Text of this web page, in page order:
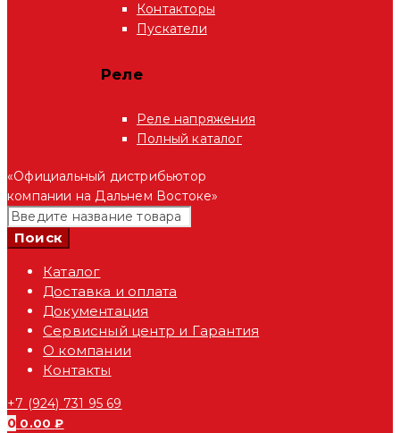
Контакторы
Пускатели
Реле
Реле напряжения
Полный каталог
«Официальный дистрибьютор
компании на Дальнем Востоке»
Каталог
Доставка и оплата
Документация
Сервисный центр и Гарантия
О компании
Контакты
+7 (924) 731 95 69
0 0.00₽